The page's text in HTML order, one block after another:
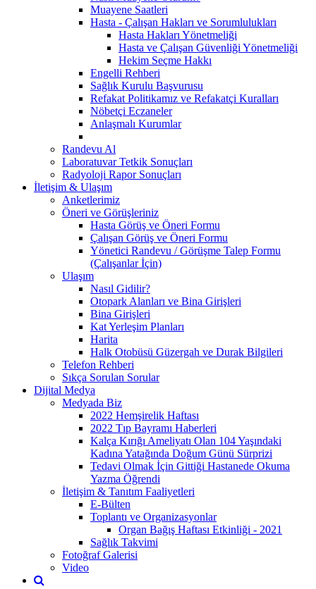
Muayene Saatleri
Hasta - Çalışan Hakları ve Sorumlulukları
Hasta Hakları Yönetmeliği
Hasta ve Çalışan Güvenliği Yönetmeliği
Hekim Seçme Hakkı
Engelli Rehberi
Sağlık Kurulu Başvurusu
Refakat Politikamız ve Refakatçi Kuralları
Nöbetçi Eczaneler
Anlaşmalı Kurumlar
Randevu Al
Laboratuvar Tetkik Sonuçları
Radyoloji Rapor Sonuçları
İletişim & Ulaşım
Anketlerimiz
Öneri ve Görüşleriniz
Hasta Görüş ve Öneri Formu
Çalışan Görüş ve Öneri Formu
Yönetici Randevu / Görüşme Talep Formu
(Çalışanlar İçin)
Ulaşım
Nasıl Gidilir?
Otopark Alanları ve Bina Girişleri
Bina Girişleri
Kat Yerleşim Planları
Harita
Halk Otobüsü Güzergah ve Durak Bilgileri
Telefon Rehberi
Sıkça Sorulan Sorular
Dijital Medya
Medyada Biz
2022 Hemşirelik Haftası
2022 Tıp Bayramı Haberleri
Kalça Kırığı Ameliyatı Olan 104 Yaşındaki
Kadına Yatağında Doğum Günü Sürprizi
Tedavi Olmak İçin Gittiği Hastanede Okuma
Yazma Öğrendi
İletişim & Tanıtım Faaliyetleri
E-Bülten
Toplantı ve Organizasyonlar
Organ Bağış Haftası Etkinliği - 2021
Sağlık Takvimi
Fotoğraf Galerisi
Video